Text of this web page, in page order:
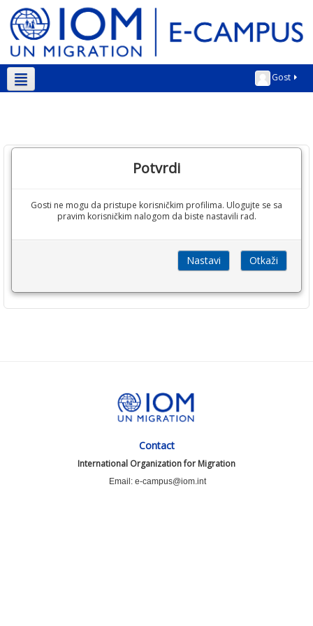
Gost
Potvrdi
Gosti ne mogu da pristupe korisničkim profilima. Ulogujte se sa
pravim korisničkim nalogom da biste nastavili rad.
Contact
International Organization for Migration
Email: e-campus@iom.int